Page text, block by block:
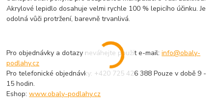
Akrylové lepidlo dosahuje velmi rychle 100 % lepicího účinku. Je
odolná vůči protržení, barevně trvanlivá.
Pro objednávky a dotazy neváhejte použít e-mail:info@obaly-
podlahy.cz
Pro telefonické objednávky: +420 725 426 388 Pouze v době 9 -
15 hodin.
Eshop:www.obaly-podlahy.cz